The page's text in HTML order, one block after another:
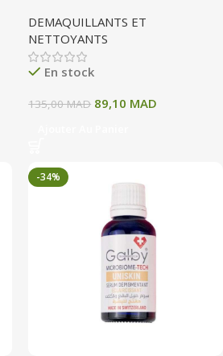
100G
DEMAQUILLANTS ET
NETTOYANTS
En stock
135,00MAD 89,10 MAD
-34%